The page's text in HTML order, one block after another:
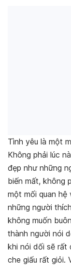
Tình yêu là một
Không phải lúc
đẹp như những
biến mất, không
một mối quan hệ
những người
không muốn
thành người nói
khi nói dối sẽ rất
che giấu rất giỏi.